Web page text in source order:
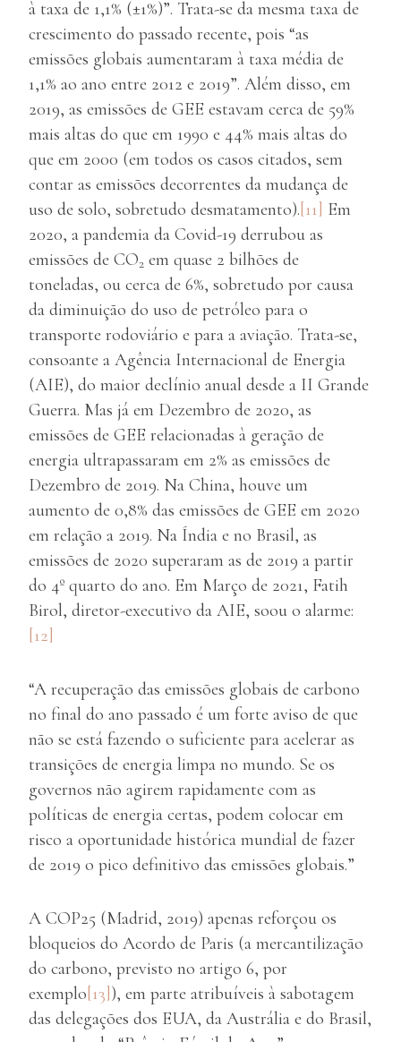
à taxa de 1,1% (±1%)”. Trata-se da mesma taxa de
crescimento do passado recente, pois “as
emissões globais aumentaram à taxa média de
1,1% ao ano entre 2012 e 2019”. Além disso, em
2019, as emissões de GEE estavam cerca de 59%
mais altas do que em 1990 e 44% mais altas do
que em 2000 (em todos os casos citados, sem
contar as emissões decorrentes da mudança de
uso de solo, sobretudo desmatamento).[11] Em
2020, a pandemia da Covid-19 derrubou as
emissões de CO2 em quase 2 bilhões de
toneladas, ou cerca de 6%, sobretudo por causa
da diminuição do uso de petróleo para o
transporte rodoviário e para a aviação. Trata-se,
consoante a Agência Internacional de Energia
(AIE), do maior declínio anual desde a II Grande
Guerra. Mas já em Dezembro de 2020, as
emissões de GEE relacionadas à geração de
energia ultrapassaram em 2% as emissões de
Dezembro de 2019. Na China, houve um
aumento de 0,8% das emissões de GEE em 2020
em relação a 2019. Na Índia e no Brasil, as
emissões de 2020 superaram as de 2019 a partir
do 4º quarto do ano. Em Março de 2021, Fatih
Birol, diretor-executivo da AIE, soou o alarme:
[12]
“A recuperação das emissões globais de carbono
no final do ano passado é um forte aviso de que
não se está fazendo o suficiente para acelerar as
transições de energia limpa no mundo. Se os
governos não agirem rapidamente com as
políticas de energia certas, podem colocar em
risco a oportunidade histórica mundial de fazer
de 2019 o pico definitivo das emissões globais.”
A COP25 (Madrid, 2019) apenas reforçou os
bloqueios do Acordo de Paris (a mercantilização
do carbono, previsto no artigo 6, por
exemplo[13]), em parte atribuíveis à sabotagem
das delegações dos EUA, da Austrália e do Brasil,